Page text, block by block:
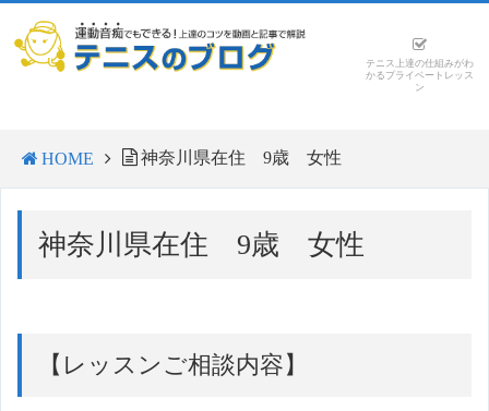
テニス上達の仕組みがわ
かるプライベートレッス
ン
HOME 神奈川県在住 9歳 女性
神奈川県在住 9歳 女性
【レッスンご相談内容】